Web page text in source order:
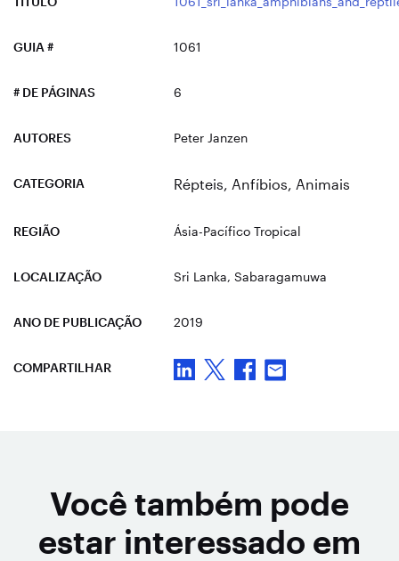
GUIA # 1061
# DE PÁGINAS 6
AUTORES Peter Janzen
CATEGORIA Répteis, Anfíbios, Animais
REGIÃO Ásia-Pacífico Tropical
LOCALIZAÇÃO Sri Lanka, Sabaragamuwa
ANO DE PUBLICAÇÃO 2019
COMPARTILHAR
Você também pode
estar interessado em